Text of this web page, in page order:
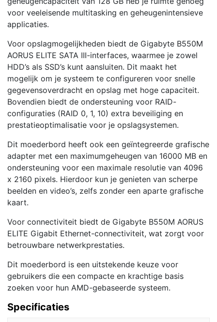
voor veeleisende multitasking en geheugenintensieve
applicaties.
Voor opslagmogelijkheden biedt de Gigabyte B550M
AORUS ELITE SATA III-interfaces, waarmee je zowel
HDD’s als SSD’s kunt aansluiten. Dit maakt het
mogelijk om je systeem te configureren voor snelle
gegevensoverdracht en opslag met hoge capaciteit.
Bovendien biedt de ondersteuning voor RAID-
configuraties (RAID 0, 1, 10) extra beveiliging en
prestatieoptimalisatie voor je opslagsystemen.
Dit moederbord heeft ook een geïntegreerde grafische
adapter met een maximumgeheugen van 16000 MB en
ondersteuning voor een maximale resolutie van 4096
x 2160 pixels. Hierdoor kun je genieten van scherpe
beelden en video’s, zelfs zonder een aparte grafische
kaart.
Voor connectiviteit biedt de Gigabyte B550M AORUS
ELITE Gigabit Ethernet-connectiviteit, wat zorgt voor
betrouwbare netwerkprestaties.
Dit moederbord is een uitstekende keuze voor
gebruikers die een compacte en krachtige basis
zoeken voor hun AMD-gebaseerde systeem.
Specificaties